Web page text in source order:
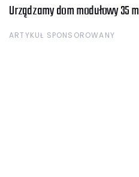
Urządzamy dom modułowy 35 m
ARTYKUŁ SPONSOROWANY